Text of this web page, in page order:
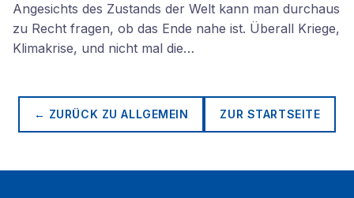
Angesichts des Zustands der Welt kann man durchaus
zu Recht fragen, ob das Ende nahe ist. Überall Kriege,
Klimakrise, und nicht mal die…
← ZURÜCK ZUALLGEMEIN ZUR STARTSEITE